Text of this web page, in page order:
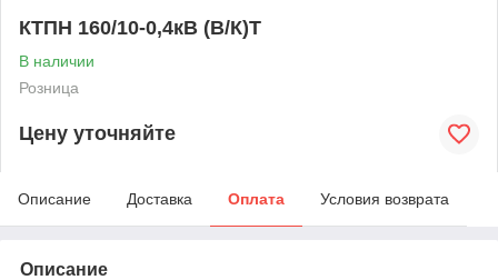
КТПН 160/10-0,4кВ (В/К)Т
В наличии
Розница
Цену уточняйте
Описание Доставка Оплата Условия возврата
Описание